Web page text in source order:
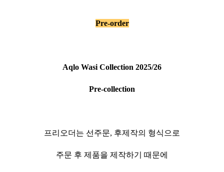
Pre-order
Aqlo Wasi Collection 2025/26
Pre-collection
프리오더는 선주문, 후제작의 형식으로
주문 후 제품을 제작하기 때문에